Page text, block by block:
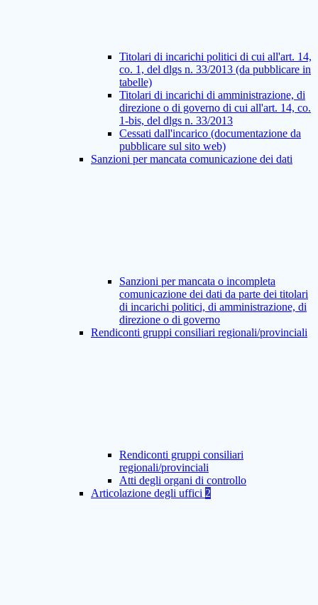
Titolari di incarichi politici di cui all'art. 14,
co. 1, del dlgs n. 33/2013 (da pubblicare in
tabelle)
Titolari di incarichi di amministrazione, di
direzione o di governo di cui all'art. 14, co.
1-bis, del dlgs n. 33/2013
Cessati dall'incarico (documentazione da
pubblicare sul sito web)
Sanzioni per mancata comunicazione dei dati
Sanzioni per mancata o incompleta
comunicazione dei dati da parte dei titolari
di incarichi politici, di amministrazione, di
direzione o di governo
Rendiconti gruppi consiliari regionali/provinciali
Rendiconti gruppi consiliari
regionali/provinciali
Atti degli organi di controllo
Articolazione degli uffici 2